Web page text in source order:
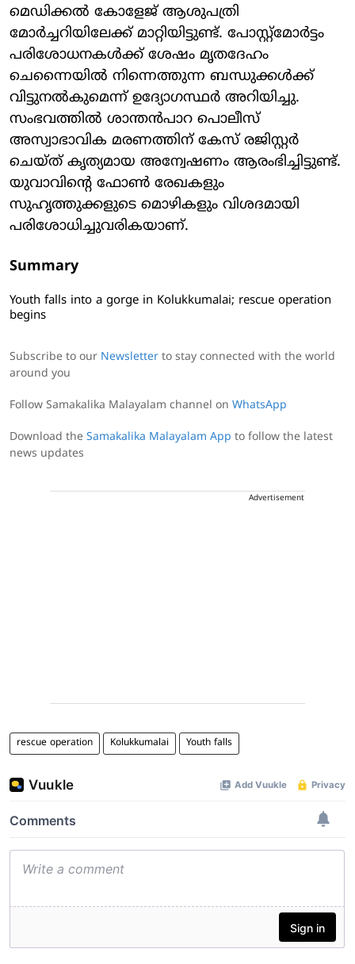
മെഡിക്കൽ കോളേജ് ആശുപത്രി
മോർച്ചറിയിലേക്ക് മാറ്റിയിട്ടുണ്ട്. പോസ്റ്റ്‌മോർട്ടം
പരിശോധനകൾക്ക് ശേഷം മൃതദേഹം
ചെന്നൈയിൽ നിന്നെത്തുന്ന ബന്ധുക്കൾക്ക്
വിട്ടുനൽകുമെന്ന് ഉദ്യോഗസ്ഥർ അറിയിച്ചു.
സംഭവത്തിൽ ശാന്തൻപാറ പൊലീസ്
അസ്വാഭാവിക മരണത്തിന് കേസ് രജിസ്റ്റർ
ചെയ്ത് കൃത്യമായ അന്വേഷണം ആരംഭിച്ചിട്ടുണ്ട്.
യുവാവിന്റെ ഫോൺ രേഖകളും
സുഹൃത്തുക്കളുടെ മൊഴികളും വിശദമായി
പരിശോധിച്ചുവരികയാണ്.
Summary
Youth falls into a gorge in Kolukkumalai; rescue operation
begins
Subscribe to our Newsletter to stay connected with the world
around you
Follow Samakalika Malayalam channel on WhatsApp
Download the Samakalika Malayalam App to follow the latest
news updates
Advertisement
rescue operation Kolukkumalai Youth falls